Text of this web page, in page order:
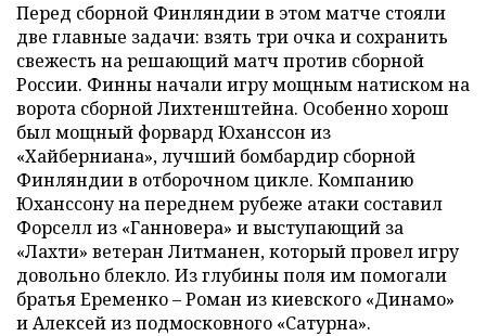
Перед сборной Финляндии в этом матче стояли
две главные задачи: взять три очка и сохранить
свежесть на решающий матч против сборной
России. Финны начали игру мощным натиском на
ворота сборной Лихтенштейна. Особенно хорош
был мощный форвард Юханссон из
«Хайберниана», лучший бомбардир сборной
Финляндии в отборочном цикле. Компанию
Юханссону на переднем рубеже атаки составил
Форселл из «Ганновера» и выступающий за
«Лахти» ветеран Литманен, который провел игру
довольно блекло. Из глубины поля им помогали
братья Еременко – Роман из киевского «Динамо»
и Алексей из подмосковного «Сатурна».